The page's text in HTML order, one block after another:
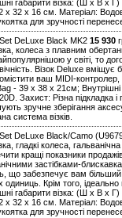
габарити візка: (Ш х В
32 x 16 см. Матеріал:
для зручності
DeLuxe Black MK2 15 930
колеса з плавним
у світі, то
Візок Deluxe вміщує
ваш MIDI-контролер,
- 39 x 38 x 21см;
Захист: Різна підкладка
зручне зберігання
система візків.
DeLuxe Black/Camo
гладкі колеса,
кращі показники
застібками-
що забезпечує вам
одиниць. Крім того,
габарити візка: (Ш х В
32 x 16 см. Матеріал:
для зручності